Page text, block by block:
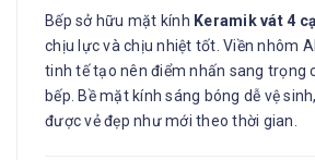
Bếp sở hữu mặt kính Keramik vát 4
chịu lực và chịu nhiệt tốt. Viền nhôm
tinh tế tạo nên điểm nhấn sang trọng
bếp. Bề mặt kính sáng bóng dễ vệ
được vẻ đẹp như mới theo thời gian.